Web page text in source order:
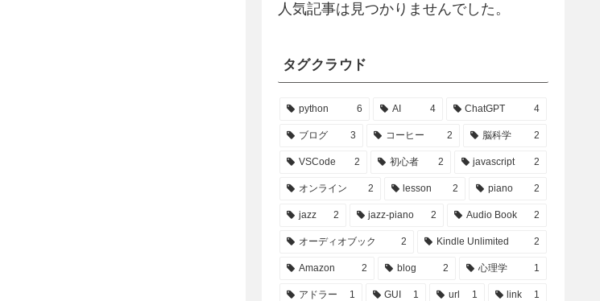
人気記事は見つかりませんでした。
タグクラウド
python 6 AI 4 ChatGPT 4
ブログ 3 コーヒー 2 脳科学 2
VSCode 2 初心者 2 javascript 2
オンライン 2 lesson 2 piano 2
jazz 2 jazz-piano 2 Audio Book 2
オーディオブック 2 Kindle Unlimited 2
Amazon 2 blog 2 心理学 1
アドラー 1 GUI 1 url 1 link 1